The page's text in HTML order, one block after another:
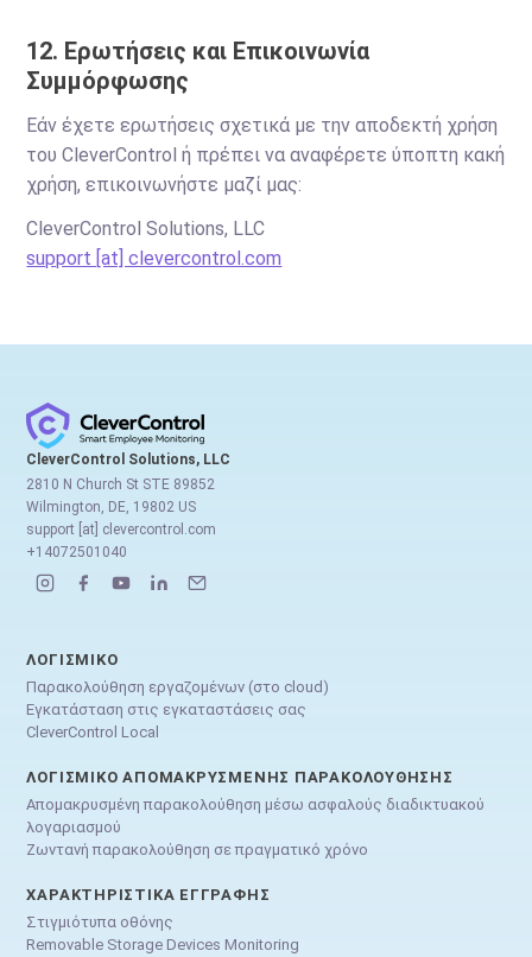
12. Ερωτήσεις και Επικοινωνία
Συμμόρφωσης
Εάν έχετε ερωτήσεις σχετικά με την αποδεκτή χρήση
του CleverControl ή πρέπει να αναφέρετε ύποπτη κακή
χρήση, επικοινωνήστε μαζί μας:
CleverControl Solutions, LLC
support [at] clevercontrol.com
CleverControl Solutions, LLC
2810 N Church St STE 89852
Wilmington, DE, 19802 US
support [at] clevercontrol.com
+14072501040
ΛΟΓΙΣΜΙΚΌ
Παρακολούθηση εργαζομένων (στο cloud)
Εγκατάσταση στις εγκαταστάσεις σας
CleverControl Local
ΛΟΓΙΣΜΙΚΌ ΑΠΟΜΑΚΡΥΣΜΈΝΗΣ ΠΑΡΑΚΟΛΟΎΘΗΣΗΣ
Απομακρυσμένη παρακολούθηση μέσω ασφαλούς διαδικτυακού
λογαριασμού
Ζωντανή παρακολούθηση σε πραγματικό χρόνο
ΧΑΡΑΚΤΗΡΙΣΤΙΚΆ ΕΓΓΡΑΦΉΣ
Στιγμιότυπα οθόνης
Removable Storage Devices Monitoring